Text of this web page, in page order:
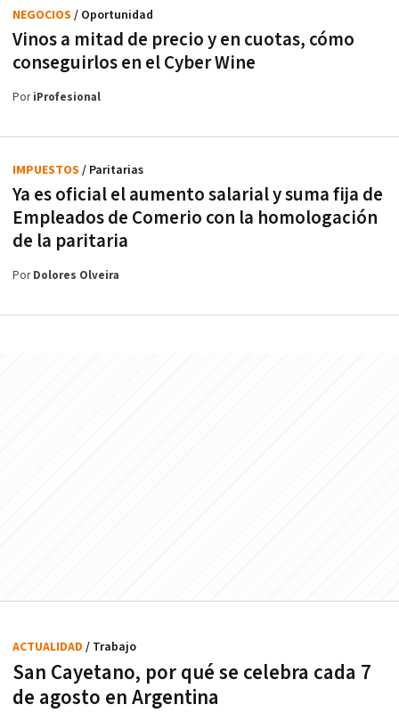
Vinos a mitad de precio y en cuotas, cómo
conseguirlos en el Cyber Wine
NEGOCIOS / Oportunidad
PoriProfesional
Ya es oficial el aumento salarial y suma fija de
Empleados de Comerio con la homologación
de la paritaria
IMPUESTOS / Paritarias
PorDolores Olveira
San Cayetano, por qué se celebra cada 7
de agosto en Argentina
ACTUALIDAD / Trabajo